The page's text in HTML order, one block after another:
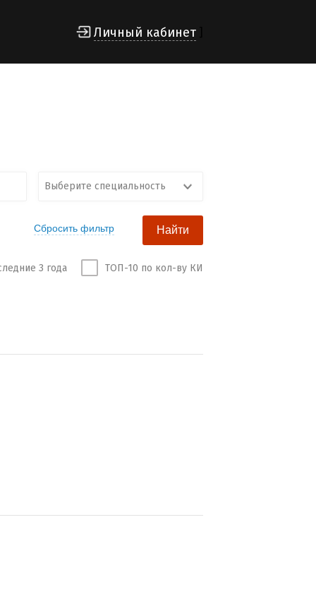
Личный кабинет
Выберите специальность
3 года ТОП-10 по кол-ву КИ